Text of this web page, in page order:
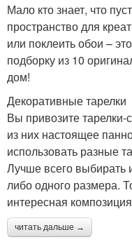
Мало кто знает, что
пространство для
или поклеить обои –
подборку из 10
дом!
Декоративные тарелки
Вы привозите
из них настоящее
использовать разные
Лучше всего выбирать
либо одного размера.
интересная
читать дальше →